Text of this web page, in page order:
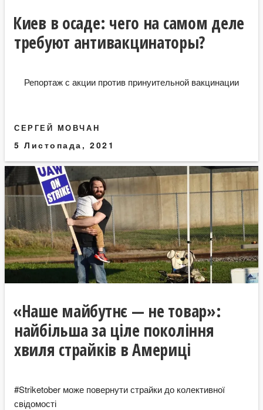
Киев в осаде: чего на самом деле
требуют антивакцинаторы?
Репортаж с акции против принуительной вакцинации
СЕРГЕЙ МОВЧАН
5 Листопада, 2021
«Наше майбутнє — не товар»:
найбільша за ціле покоління
хвиля страйків в Америці
#Striketober може повернути страйки до колективної
свідомості